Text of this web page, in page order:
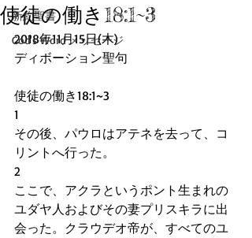
新約聖書
God's Word メッセージ
使徒の働き18:1~3
2018年11月15日(木)
ディボーション聖句
使徒の働き18:1~3
1
その後、パウロはアテネを去って、コ
リントへ行った。
2
ここで、アクラというポント生まれの
ユダヤ人およびその妻プリスキラに出
会った。クラウデオ帝が、すべてのユ